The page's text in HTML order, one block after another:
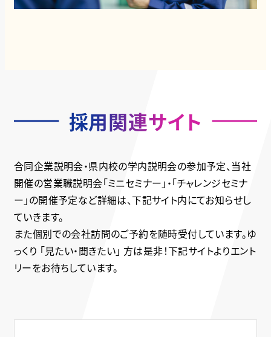
採用関連サイト
合同企業説明会・県内校の学内説明会の参加予定、当社
開催の営業職説明会「ミニセミナー」・「チャレンジセミナ
ー」の開催予定など詳細は、下記サイト内にてお知らせし
ていきます。
また個別での会社訪問のご予約を随時受付しています。ゆ
っくり 「見たい・聞きたい」 方は是非！下記サイトよりエント
リーをお待ちしています。